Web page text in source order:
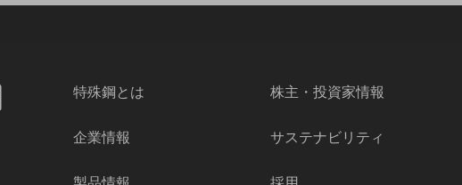
特殊鋼とは
企業情報
株主・投資家情報
サステナビリティ